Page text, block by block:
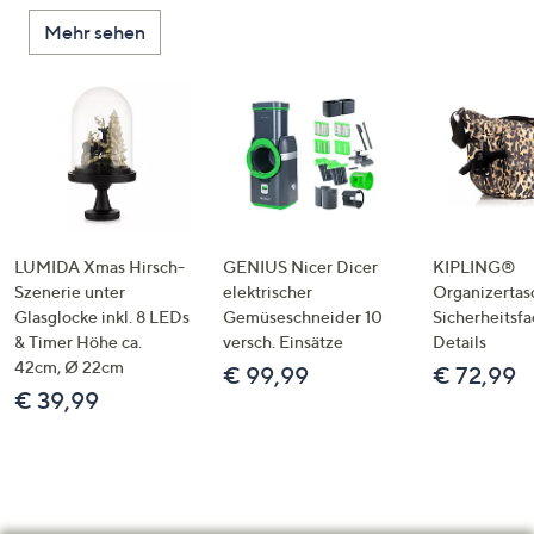
Mehr sehen
LUMIDA Xmas Hirsch-
Szenerie unter
Glasglocke inkl. 8 LEDs
& Timer Höhe ca.
42cm, Ø 22cm
€ 39,99
GENIUS Nicer Dicer
elektrischer
Gemüseschneider 10
versch. Einsätze
€ 99,99
KIPLING®
Details
€ 72,99